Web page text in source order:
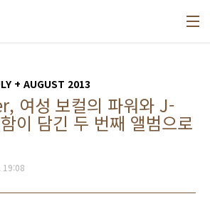
+ AUGUST 2013
여성 보컬의 파워와 J-
이 담긴 두 번째 앨범으로
19:08